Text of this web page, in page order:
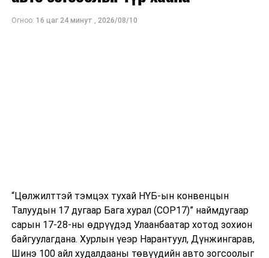
Ерөнхий сайд Төв аймгийн хорих ангид очиж, эрүүдэн
шүүлтэнд өртсөн Т.Чимгээтэй уулзана
Огноо: 16 цаг 24 минут , 2026/08/10
“Цөлжилттэй тэмцэх тухай НҮБ-ын конвенцын
Талуудын 17 дугаар Бага хурал (COP17)” наймдугаар
сарын 17-28-ны өдрүүдэд Улаанбаатар хотод зохион
байгуулагдана. Хурлын үеэр Нарантуул, Дүнжингарав,
Шинэ 100 айл худалдааны төвүүдийн авто зогсоолыг